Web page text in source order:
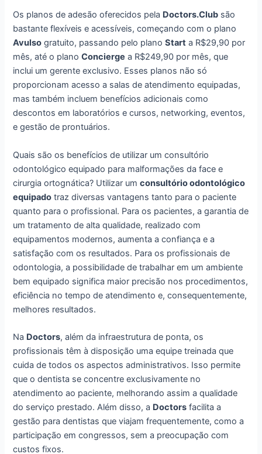
Os planos de adesão oferecidos pela Doctors.Club são
bastante flexíveis e acessíveis, começando com o plano
Avulso gratuito, passando pelo planoStart a R$29,90 por
mês, até o planoConcierge a R$249,90 por mês, que
inclui um gerente exclusivo. Esses planos não só
proporcionam acesso a salas de atendimento equipadas,
mas também incluem benefícios adicionais como
descontos em laboratórios e cursos, networking, eventos,
e gestão de prontuários.
Quais são os benefícios de utilizar um consultório
odontológico equipado para malformações da face e
cirurgia ortognática? Utilizar umconsultório odontológico
equipado traz diversas vantagens tanto para o paciente
quanto para o profissional. Para os pacientes, a garantia de
um tratamento de alta qualidade, realizado com
equipamentos modernos, aumenta a confiança e a
satisfação com os resultados. Para os profissionais de
odontologia, a possibilidade de trabalhar em um ambiente
bem equipado significa maior precisão nos procedimentos,
eficiência no tempo de atendimento e, consequentemente,
melhores resultados.
Na Doctors, além da infraestrutura de ponta, os
profissionais têm à disposição uma equipe treinada que
cuida de todos os aspectos administrativos. Isso permite
que o dentista se concentre exclusivamente no
atendimento ao paciente, melhorando assim a qualidade
do serviço prestado. Além disso, a Doctors facilita a
gestão para dentistas que viajam frequentemente, como a
participação em congressos, sem a preocupação com
custos fixos.